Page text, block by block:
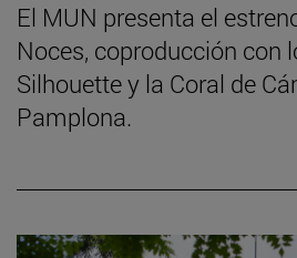
El MUN presenta el
Noces, coproducción con
Silhouette y la Coral de
Pamplona.